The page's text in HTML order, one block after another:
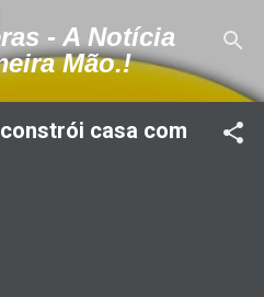
principal
- A Notícia
Mão.!
casa com